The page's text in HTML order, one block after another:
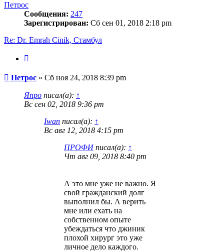
Петрос
Сообщения: 247
Зарегистрирован: Сб сен 01, 2018 2:18 pm
Re: Dr. Emrah Cinik, Стамбул
Сообщение
Петрос » Сб ноя 24, 2018 8:39 pm
Япро писал(а): ↑
Вс сен 02, 2018 9:36 pm
Iwan писал(а): ↑
Вс авг 12, 2018 4:15 pm
ПРОФИписал(а): ↑
Чт авг 09, 2018 8:40 pm
А это мне уже не важно. Я
свой гражданский долг
выполнил бы. А верить
мне или ехать на
собственном опыте
убеждаться что джиник
плохой хирург это уже
личное дело каждого.